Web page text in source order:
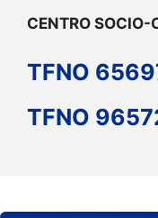
CENTRO SOCIO-
TFNO
TFNO